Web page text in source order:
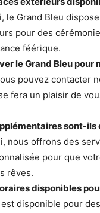
le Grand Bleu
pour des
féérique.
le Grand Bleu pour
pouvez contacter
fera un plaisir de
sont-ils
nous offrons des
pour que
rêves.
disponibles
est disponible pour